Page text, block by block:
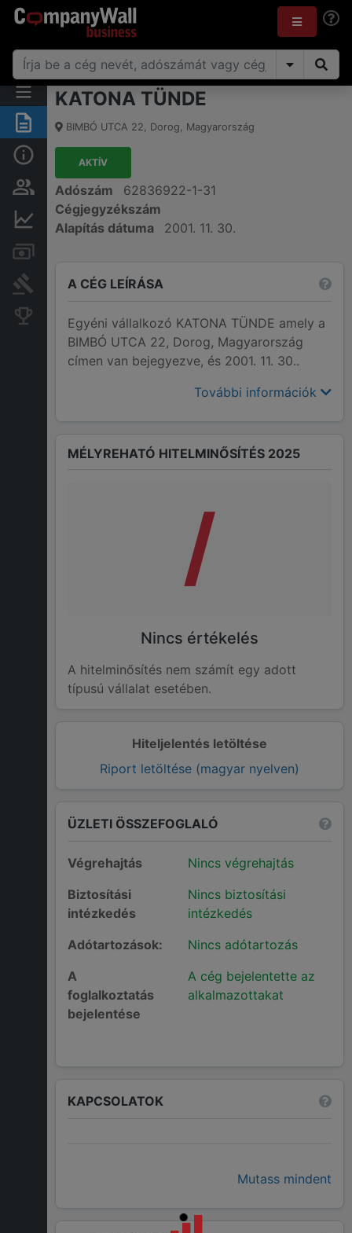
Összegzés
Alap információk
Személyek és tulajdonjog
Pénzügyi információk
Bírósági eljárások
Konkurens cégek
KATONA TÜNDE
BIMBÓ UTCA 22, Dorog, Magyarország
AKTÍV
Adószám
62836922-1-31
Cégjegyzékszám
Alapítás dátuma
2001. 11. 30.
A CÉG LEÍRÁSA
Egyéni vállalkozó KATONA TÜNDE amely a
BIMBÓ UTCA 22, Dorog, Magyarország
címen van bejegyezve, és 2001. 11. 30..
További információk
Hiteljelentés letöltése
Riport letöltése (magyar nyelven)
MÉLYREHATÓ HITELMINŐSÍTÉS 2025
/
Nincs értékelés
A hitelminősítés nem számít egy adott
típusú vállalat esetében.
ÜZLETI ÖSSZEFOGLALÓ
Végrehajtás
Nincs végrehajtás
Biztosítási
intézkedés
Nincs biztosítási
intézkedés
Adótartozások:
Nincs adótartozás
A
foglalkoztatás
bejelentése
A cég bejelentette az
alkalmazottakat
KAPCSOLATOK
Mutass mindent